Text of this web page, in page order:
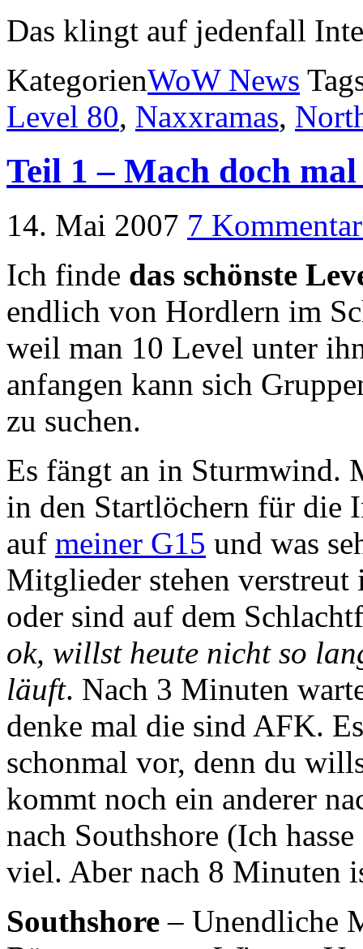
Das klingt auf jedenfall
KategorienWoW News
Level 80, Naxxramas,
Teil 1 – Mach doch
14. Mai 2007 7
Ich finde das schönste
endlich von Hordlern im
weil man 10 Level unter
anfangen kann sich
zu suchen.
Es fängt an in Sturmwind.
in den Startlöchern für die
auf meiner G15 und was
Mitglieder stehen
oder sind auf dem
ok, willst heute nicht so
läuft. Nach 3 Minuten
denke mal die sind AFK.
schonmal vor, denn du
kommt noch ein anderer
nach Southshore (Ich
viel. Aber nach 8 Minuten
Southshore – Unendliche